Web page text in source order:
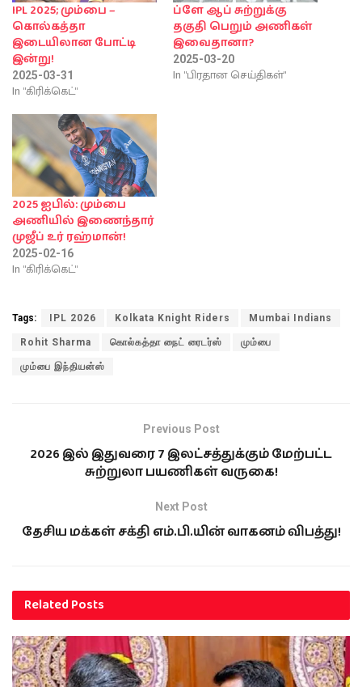
IPL 2025; மும்பை –
கொல்கத்தா
இடையிலான போட்டி
இன்று!
2025-03-31
In "கிரிக்கெட்"
ப்ளே ஆப் சுற்றுக்கு
தகுதி பெறும் அணிகள்
இவைதானா?
2025-03-20
In "பிரதான செய்திகள்"
2025 ஐபில்: மும்பை
அணியில் இணைந்தார்
முஜீப் உர் ரஹ்மான்!
2025-02-16
In "கிரிக்கெட்"
Tags: IPL 2026 Kolkata Knight Riders Mumbai Indians
Rohit Sharma கொல்கத்தா நைட் ரைடர்ஸ் மும்பை
மும்பை இந்தியன்ஸ்
Previous Post
2026 இல் இதுவரை 7 இலட்சத்துக்கும் மேற்பட்ட
சுற்றுலா பயணிகள் வருகை!
Next Post
தேசிய மக்கள் சக்தி எம்.பி.யின் வாகனம் விபத்து!
RelatedPosts